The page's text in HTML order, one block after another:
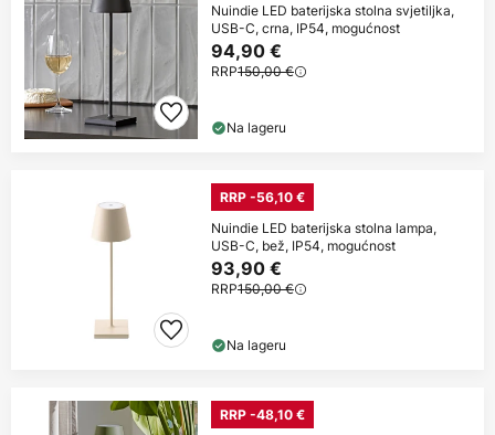
Nuindie LED baterijska stolna svjetiljka,
USB-C, crna, IP54, mogućnost
94,90 €
RRP150,00 €
Na lageru
RRP -56,10 €
Nuindie LED baterijska stolna lampa,
USB-C, bež, IP54, mogućnost
93,90 €
RRP150,00 €
Na lageru
RRP -48,10 €